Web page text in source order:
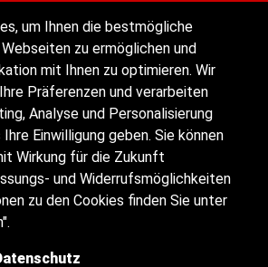
um Ihnen die bestmögliche
zu ermöglichen und
mit Ihnen zu optimieren. Wir
Präferenzen und verarbeiten
Analyse und Personalisierung
Ihre Einwilligung geben. Sie können
Wirkung für die Zukunft
und Widerrufsmöglichkeiten
zu den Cookies finden Sie unter